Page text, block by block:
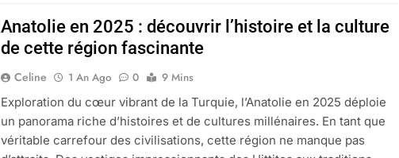
Anatolie en 2025 : découvrir l’histoire et la culture
de cette région fascinante
Celine 1 An Ago 0
9 Mins
Exploration du cœur vibrant de la Turquie, l’Anatolie en 2025 déploie
un panorama riche d’histoires et de cultures millénaires. En tant que
véritable carrefour des civilisations, cette région ne manque pas